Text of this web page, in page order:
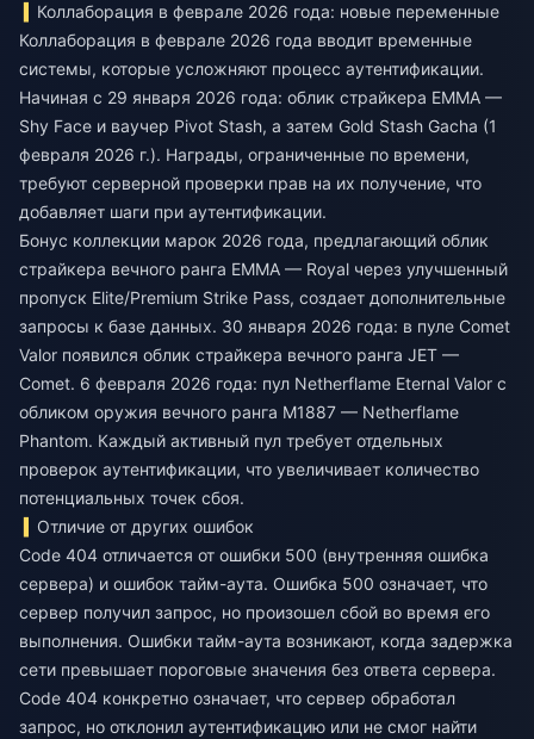
Коллаборация в феврале 2026 года: новые переменные
Коллаборация в феврале 2026 года вводит временные
системы, которые усложняют процесс аутентификации.
Начиная с 29 января 2026 года: облик страйкера EMMA —
Shy Face и ваучер Pivot Stash, а затем Gold Stash Gacha (1
февраля 2026 г.). Награды, ограниченные по времени,
требуют серверной проверки прав на их получение, что
добавляет шаги при аутентификации.
Бонус коллекции марок 2026 года, предлагающий облик
страйкера вечного ранга EMMA — Royal через улучшенный
пропуск Elite/Premium Strike Pass, создает дополнительные
запросы к базе данных. 30 января 2026 года: в пуле Comet
Valor появился облик страйкера вечного ранга JET —
Comet. 6 февраля 2026 года: пул Netherflame Eternal Valor с
обликом оружия вечного ранга M1887 — Netherflame
Phantom. Каждый активный пул требует отдельных
проверок аутентификации, что увеличивает количество
потенциальных точек сбоя.
Отличие от других ошибок
Code 404 отличается от ошибки 500 (внутренняя ошибка
сервера) и ошибок тайм-аута. Ошибка 500 означает, что
сервер получил запрос, но произошел сбой во время его
выполнения. Ошибки тайм-аута возникают, когда задержка
сети превышает пороговые значения без ответа сервера.
Code 404 конкретно означает, что сервер обработал
запрос, но отклонил аутентификацию или не смог найти